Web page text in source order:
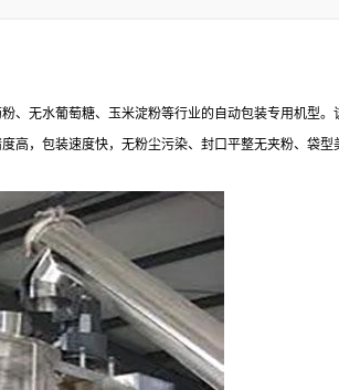
无水葡萄糖、玉米淀粉等行业的自动包装专用机型
，包装速度快，无粉尘污染、封口平整无夹粉、袋